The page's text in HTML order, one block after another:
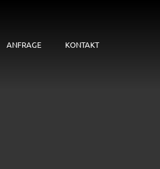
ANFRAGE KONTAKT